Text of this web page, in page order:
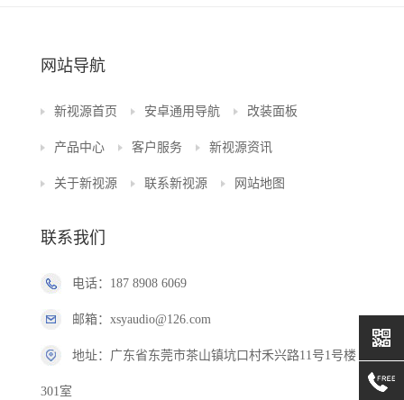
网站导航
新视源首页 安卓通用导航 改装面板
产品中心 客户服务 新视源资讯
关于新视源 联系新视源 网站地图
联系我们
电话：187 8908 6069
邮箱：xsyaudio@126.com
地址：广东省东莞市茶山镇坑口村禾兴路11号1号楼
301室